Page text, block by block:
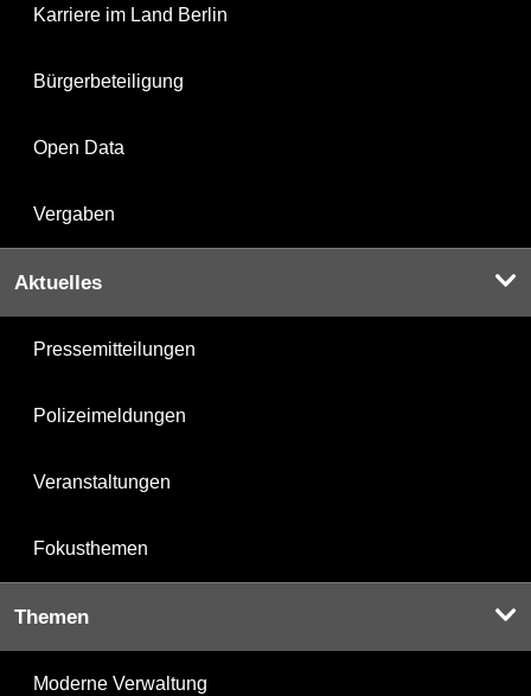
Karriere im Land Berlin
Bürgerbeteiligung
Open Data
Vergaben
Aktuelles
Pressemitteilungen
Polizeimeldungen
Veranstaltungen
Fokusthemen
Themen
Moderne Verwaltung